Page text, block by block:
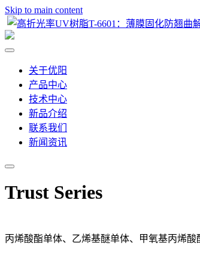
Skip to main content
关于优阳
产品中心
技术中心
新品介绍
联系我们
新闻资讯
Trust Series
丙烯酸酯单体、乙烯基醚单体、甲氧基丙烯酸